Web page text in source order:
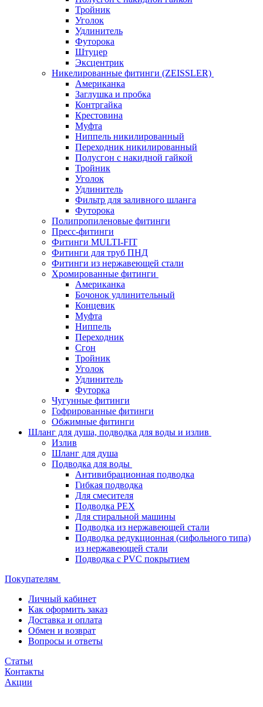
Тройник
Уголок
Удлинитель
Футорока
Штуцер
Эксцентрик
Никелированные фитинги (ZEISSLER)
Американка
Заглушка и пробка
Контргайка
Крестовина
Муфта
Ниппель никилированный
Переходник никилированный
Полусгон с накидной гайкой
Тройник
Уголок
Удлинитель
Фильтр для заливного шланга
Футорока
Полипропиленовые фитинги
Пресс-фитинги
Фитинги MULTI-FIT
Фитинги для труб ПНД
Фитинги из нержавеющей стали
Хромированные фитинги
Американка
Бочонок удлинительный
Концевик
Муфта
Ниппель
Переходник
Сгон
Тройник
Уголок
Удлинитель
Футорка
Чугунные фитинги
Гофрированные фитинги
Обжимные фитинги
Шланг для душа, подводка для воды и излив
Излив
Шланг для душа
Подводка для воды
Антивибрационная подводка
Гибкая подводка
Для смесителя
Подводка PEX
Для стиральной машины
Подводка из нержавеющей стали
Подводка редукционная (сифольного типа)
из нержавеющей стали
Подводка с PVC покрытием
Покупателям
Личный кабинет
Как оформить заказ
Доставка и оплата
Обмен и возврат
Вопросы и ответы
Статьи
Контакты
Акции